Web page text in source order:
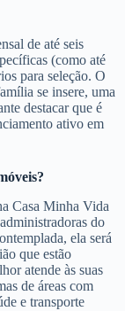
de até seis
(como até
para seleção. O
se insere, uma
destacar que é
ativo em
Casa Minha Vida
do
ela será
que estão
atende às suas
de áreas com
e transporte